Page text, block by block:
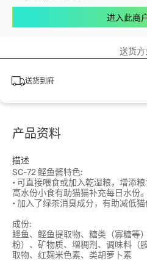
进入此商
送货方
送货到府
产品资料
描述
SC-72 鲣鱼酱特色:
• 可直接喂食或加入乾湿粮，增添
高水份小食有助猫猫补充每日水份。
• 加入了绿茶消臭成分，有助减低猫
成份:
鲣鱼、鲣鱼提取物、糖类（寡糖等
粉）、矿物质、増稠剂、调味料（
取物、红麹米色素、类胡萝卜素